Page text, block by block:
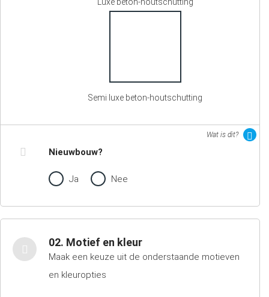
Semi luxe beton-houtschutting
Wat is dit?
Nieuwbouw?
Ja Nee
02. Motief en kleur
Maak een keuze uit de onderstaande motieven
en kleuropties